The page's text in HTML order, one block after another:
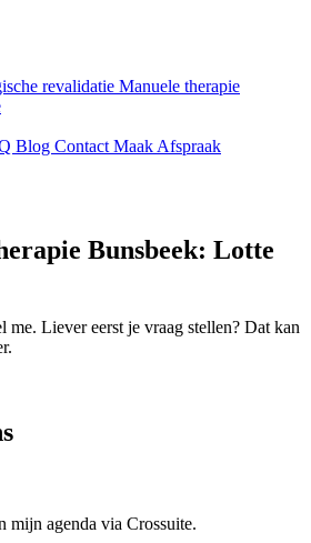
revalidatie Manuele therapie
Blog Contact Maak Afspraak
Bunsbeek: Lotte
me. Liever eerst je vraag stellen? Dat kan
mijn agenda via Crossuite.